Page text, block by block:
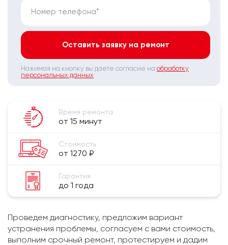
Номер телефона*
Оставить заявку на ремонт
Нажимая на кнопку вы даете согласие на обработку
персональных данных
Время ремонта
от 15 минут
Стоимость
от 1270 ₽
Гарантия
до 1 года
Проведем диагностику, предложим вариант
устранения проблемы, согласуем с вами стоимость,
выполним срочный ремонт, протестируем и дадим